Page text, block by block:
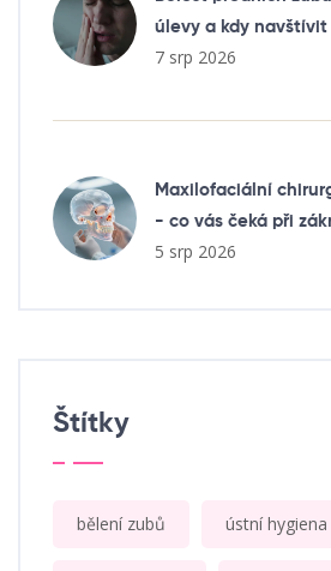
úlevy a kdy navštívit
7 srp 2026
Maxilofaciální
- co vás čeká při
5 srp 2026
Štítky
bělení zubů ústní hygiena